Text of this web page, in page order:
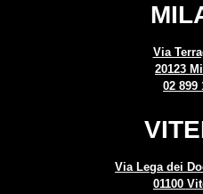
Via
20123
02 899
Via Lega dei
01100